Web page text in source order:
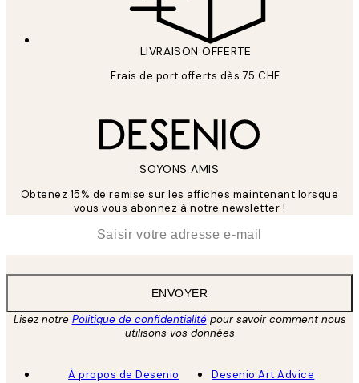
LIVRAISON OFFERTE
Frais de port offerts dès 75 CHF
SOYONS AMIS
Obtenez 15% de remise sur les affiches maintenant lorsque
vous vous abonnez à notre newsletter !
ENVOYER
Lisez notre Politique de confidentialitépour savoir comment nous
utilisons vos données
À propos de Desenio
Desenio Art Advice